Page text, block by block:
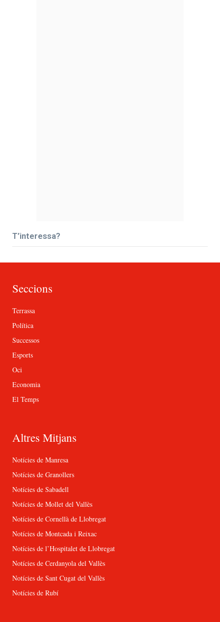
T’interessa?
Seccions
Terrassa
Política
Successos
Esports
Oci
Economia
El Temps
Altres Mitjans
Notícies de Manresa
Notícies de Granollers
Notícies de Sabadell
Notícies de Mollet del Vallès
Notícies de Cornellà de Llobregat
Notícies de Montcada i Reixac
Notícies de l’Hospitalet de Llobregat
Notícies de Cerdanyola del Vallès
Notícies de Sant Cugat del Vallès
Notícies de Rubí